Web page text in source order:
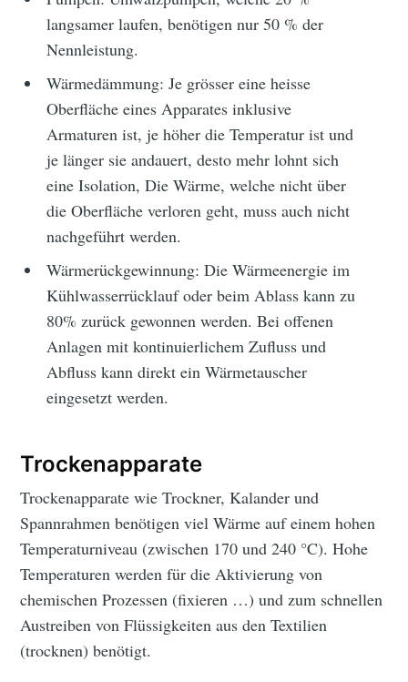
langsamer laufen, benötigen nur 50 % der
Nennleistung.
Wärmedämmung: Je grösser eine heisse
Oberfläche eines Apparates inklusive
Armaturen ist, je höher die Temperatur ist und
je länger sie andauert, desto mehr lohnt sich
eine Isolation, Die Wärme, welche nicht über
die Oberfläche verloren geht, muss auch nicht
nachgeführt werden.
Wärmerückgewinnung: Die Wärmeenergie im
Kühlwasserrücklauf oder beim Ablass kann zu
80% zurück gewonnen werden. Bei offenen
Anlagen mit kontinuierlichem Zufluss und
Abfluss kann direkt ein Wärmetauscher
eingesetzt werden.
Trockenapparate
Trockenapparate wie Trockner, Kalander und
Spannrahmen benötigen viel Wärme auf einem hohen
Temperatur­niveau (zwischen 170 und 240 °C). Hohe
Temperaturen werden für die Aktivierung von
chemischen Prozessen (fixieren …) und zum schnellen
Austreiben von Flüssigkeiten aus den Textilien
(trocknen) benötigt.